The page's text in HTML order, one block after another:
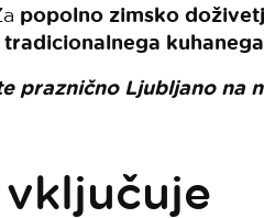
popolno zimsko
praznično Ljubljano na